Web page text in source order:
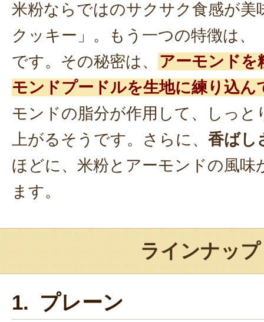
米粉ならではのサクサク食感が美
クッキー」。もう一つの特徴は、
です。その秘密は、
アーモンドを
モンドプードルを生地に練り込ん
モンドの脂分が作用して、しっと
上がるそうです。さらに、 香ばし
ほどに、米粉とアーモンドの風味
ます。
ラインナップ
1. プレーン